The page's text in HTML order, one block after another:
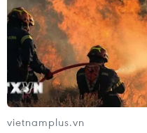
vietnamplus.vn